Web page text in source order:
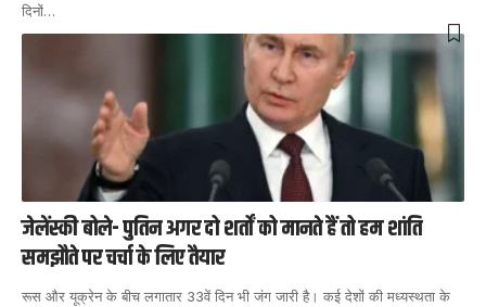
दिनों…
जेलेंस्की बोले- पुतिन अगर दो शर्तों को मानते हैं तो हम शांति
समझौते पर चर्चा के लिए तैयार
रूस और यूक्रेन के बीच लगातार 33वें दिन भी जंग जारी है। कई देशों की मध्यस्थता के